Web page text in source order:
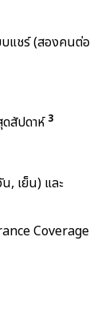
แชร์ (สองคนต่อ
ดสัปดาห์ 3
, เย็น) และ
Coverage